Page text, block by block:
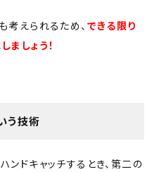
考えられるため、 できる限り
ましょう！
う技術
ンドキャッチするとき、第二の